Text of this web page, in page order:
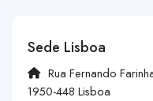
Sede Lisboa
Rua Fernando
1950-448 Lisboa